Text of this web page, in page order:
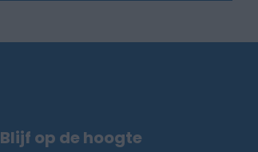
Blijf op de hoogte